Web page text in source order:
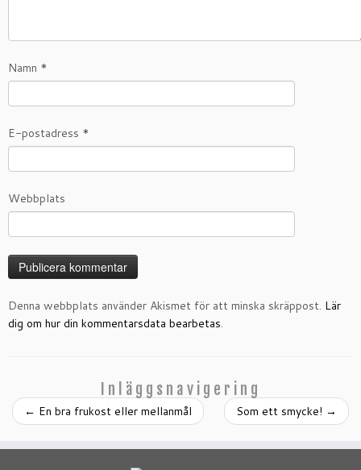
Namn *
E-postadress *
Webbplats
Denna webbplats använder Akismet för att minska skräppost. Lär
dig om hur din kommentarsdata bearbetas.
Inläggsnavigering
← En bra frukost eller mellanmål Som ett smycke! →